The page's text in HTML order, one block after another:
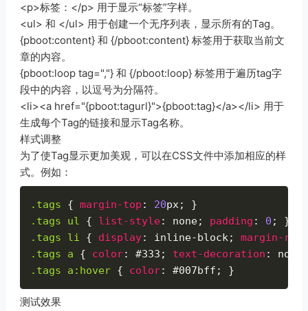
<p>标签：</p> 用于显示“标签”字样。
<ul> 和 </ul> 用于创建一个无序列表，显示所有的Tag。
{pboot:content} 和 {/pboot:content} 标签用于获取当前文
章的内容。
{pboot:loop tag=","} 和 {/pboot:loop} 标签用于遍历tag字
段中的内容，以逗号为分隔符。
<li><a href="{pboot:tagurl}">{pboot:tag}</a></li> 用于
生成每个Tag的链接和显示Tag名称。
样式调整
为了使Tag显示更加美观，可以在CSS文件中添加相应的样
式。例如：
.tags { margin-top : 20px ;
}
.tags
ul { list-style: none; padding : 0 ;
}
.tags
li { display: inline-block ;
margin-
.tags
a { color: #333 ; text-decoration : none
.tags
a :hover { color: #007bff ; }
测试效果